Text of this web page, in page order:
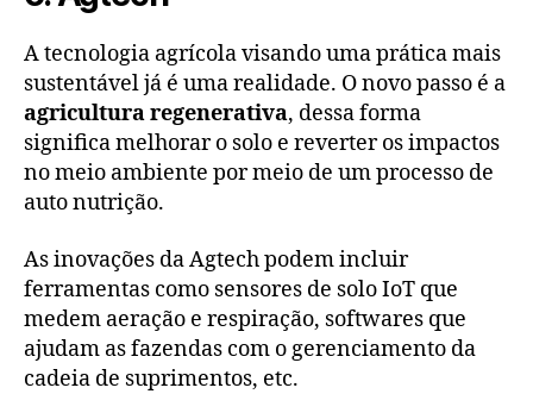
A tecnologia agrícola visando uma prática mais
sustentável já é uma realidade. O novo passo é a
agricultura regenerativa, dessa forma
significa melhorar o solo e reverter os impactos
no meio ambiente por meio de um processo de
auto nutrição.
As inovações da Agtech podem incluir
ferramentas como sensores de solo IoT que
medem aeração e respiração, softwares que
ajudam as fazendas com o gerenciamento da
cadeia de suprimentos, etc.